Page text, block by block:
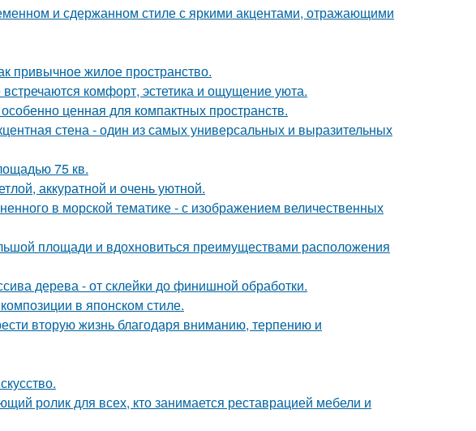
и сдержанном стиле с яркими акцентами, отражающими
привычное жилое пространство.
комфорт, эстетика и ощущение уюта.
ценная для компактных пространств.
стена - один из самых универсальных и выразительных
75 кв.
аккуратной и очень уютной.
в морской тематике - с изображением величественных
площади и вдохновиться преимуществами расположения
дерева - от склейки до финишной обработки.
в японском стиле.
вторую жизнь благодаря вниманию, терпению и
ролик для всех, кто занимается реставрацией мебели и